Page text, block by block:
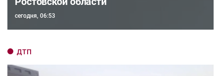
сегодня, 06:53
ДТП